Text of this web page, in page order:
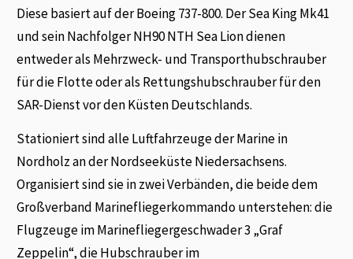
Diese basiert auf der Boeing 737-800. Der Sea King Mk41
und sein Nachfolger NH90 NTH Sea Lion dienen
entweder als Mehrzweck- und Transporthubschrauber
für die Flotte oder als Rettungshubschrauber für den
SAR-Dienst vor den Küsten Deutschlands.
Stationiert sind alle Luftfahrzeuge der Marine in
Nordholz an der Nordseeküste Niedersachsens.
Organisiert sind sie in zwei Verbänden, die beide dem
Großverband Marinefliegerkommando unterstehen: die
Flugzeuge im Marinefliegergeschwader 3 „Graf
Zeppelin“, die Hubschrauber im